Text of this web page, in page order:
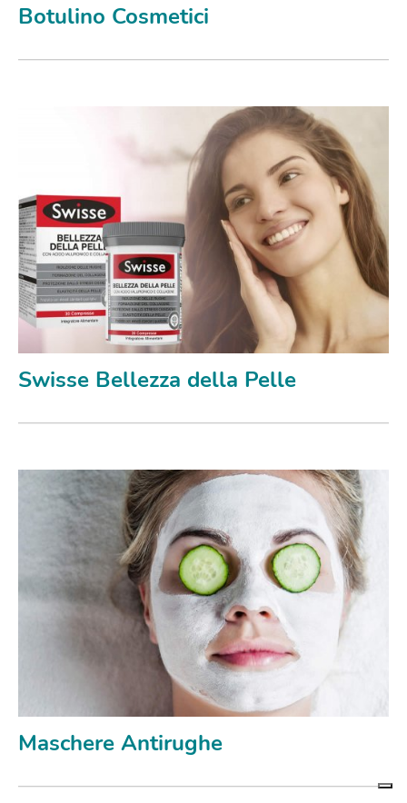
Botulino Cosmetici
Swisse Bellezza della Pelle
Maschere Antirughe